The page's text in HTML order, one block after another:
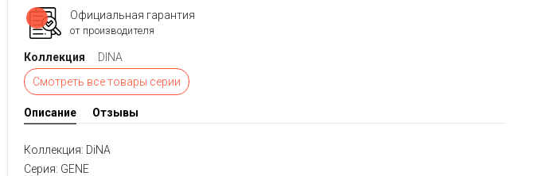
Официальная гарантия
от производителя
Коллекция
DINA
Смотреть все товары серии
Описание Отзывы
Коллекция: DiNA
Серия: GENE